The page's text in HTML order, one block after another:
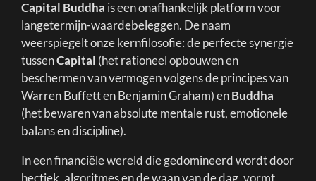
Capital Buddha is een onafhankelijk platform voor
langetermijn-waardebeleggen. De naam
weerspiegelt onze kernfilosofie: de perfecte synergie
tussenCapital (het rationeel opbouwen en
beschermen van vermogen volgens de principes van
Warren Buffett en Benjamin Graham) en Buddha
(het bewaren van absolute mentale rust, emotionele
balans en discipline).
In een financiële wereld die gedomineerd wordt door
hectiek, algoritmes en de waan van de dag, vormt